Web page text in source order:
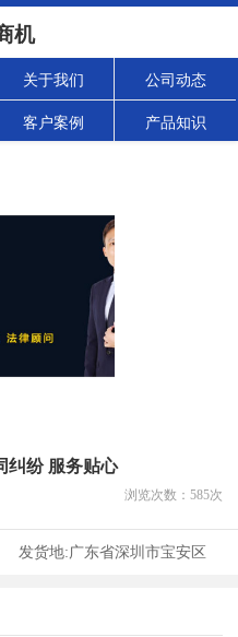
机
关于我们 公司动态
客户案例 产品知识
纠纷 服务贴心
浏览次数： 585次
发货地:广东省深圳市宝安区